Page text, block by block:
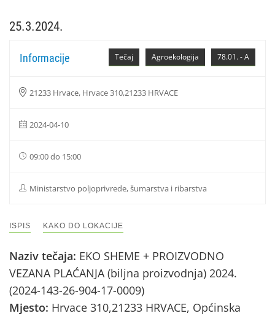
25.3.2024.
78.01. - A
Agroekologija
Tečaj
Informacije
21233 Hrvace, Hrvace 310,21233 HRVACE
2024-04-10
09:00 do 15:00
Ministarstvo poljoprivrede, šumarstva i ribarstva
ISPIS KAKO DO LOKACIJE
Naziv tečaja: EKO SHEME + PROIZVODNO
VEZANA PLAĆANJA (biljna proizvodnja) 2024.
(2024-143-26-904-17-0009)
Mjesto: Hrvace 310,21233 HRVACE, Općinska